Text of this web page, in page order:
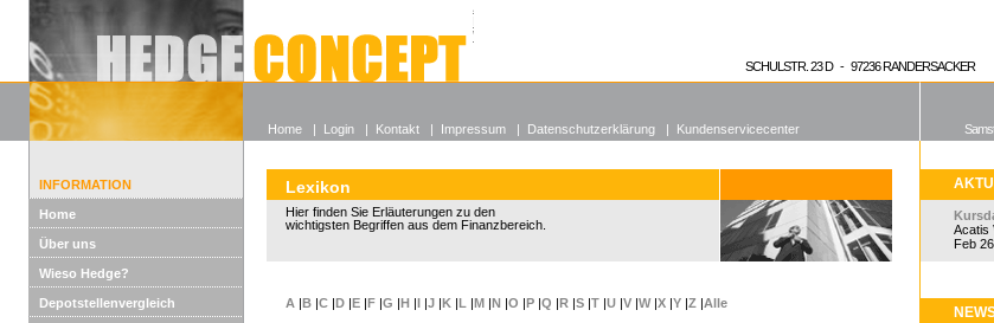
Alle offenen Fonds
Wieso Hedgefonds?
SCHULSTR. 23 D - 97236 RANDERSACKER
INFORMATION
Home
Über uns
Wieso Hedge?
Depotstellenvergleich
Lexikon
Hier finden Sie Erläuterungen zu den
wichtigsten Begriffen aus dem Finanzbereich.
A |B |C |D |E |F |G |H |I |J |K |L |M |N |O |P |Q |R |S |T |U |V |W |X |Y |Z |Alle
Acatis
Feb
Home | Login | Kontakt | Impressum | Datenschutzerklärung | Kundenservicecenter